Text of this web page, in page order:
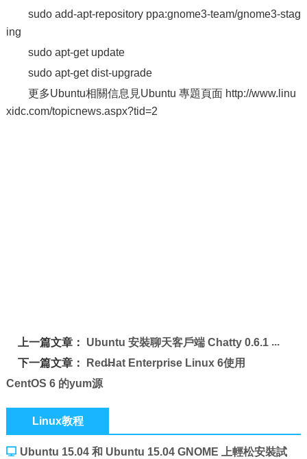
sudo add-apt-repository ppa:gnome3-team/gnome3-stag
ing
sudo apt-get update
sudo apt-get dist-upgrade
更多Ubuntu相關信息見Ubuntu 專題頁面 http://www.linu
xidc.com/topicnews.aspx?tid=2
上一篇文章： Ubuntu 安裝聊天客戶端 Chatty 0.6.1
下一篇文章：
RedHat Enterprise Linux 6使用
CentOS 6 的yum源
Linux教程
Ubuntu 15.04 和 Ubuntu 15.04 GNOME 上輕松安裝試